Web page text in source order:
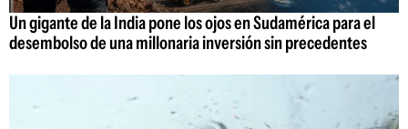
Un gigante de la India pone los ojos en Sudamérica para el
desembolso de una millonaria inversión sin precedentes